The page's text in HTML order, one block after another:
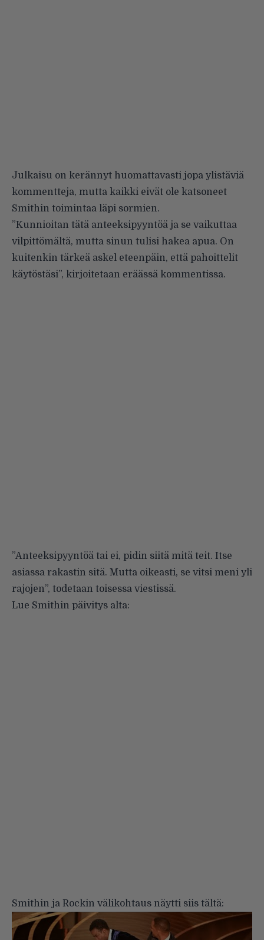
Julkaisu on kerännyt huomattavasti jopa ylistäviä
kommentteja, mutta kaikki eivät ole katsoneet
Smithin toimintaa läpi sormien.
”Kunnioitan tätä anteeksipyyntöä ja se vaikuttaa
vilpittömältä, mutta sinun tulisi hakea apua. On
kuitenkin tärkeä askel eteenpäin, että pahoittelit
käytöstäsi”, kirjoitetaan eräässä kommentissa.
”Anteeksipyyntöä tai ei, pidin siitä mitä teit. Itse
asiassa rakastin sitä. Mutta oikeasti, se vitsi meni yli
rajojen”, todetaan toisessa viestissä.
Lue Smithin päivitys alta:
Smithin ja Rockin välikohtaus näytti siis tältä: